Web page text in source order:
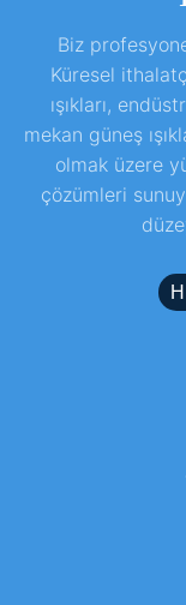
Biz
Küresel
ışıkları,
mekan güneş
olmak üzere
çözümleri